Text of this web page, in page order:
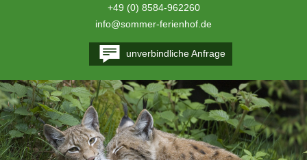
+49 (0) 8584-962260
info@sommer-ferienhof.de
unverbindliche Anfrage